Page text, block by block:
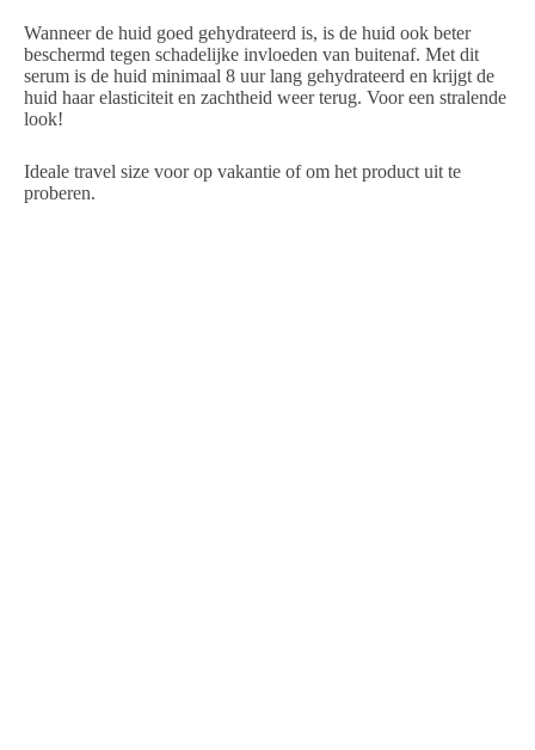
Wanneer de huid goed gehydrateerd is, is de huid ook beter
beschermd tegen schadelijke invloeden van buitenaf. Met dit
serum is de huid minimaal 8 uur lang gehydrateerd en krijgt de
huid haar elasticiteit en zachtheid weer terug. Voor een stralende
look!
Ideale travel size voor op vakantie of om het product uit te
proberen.